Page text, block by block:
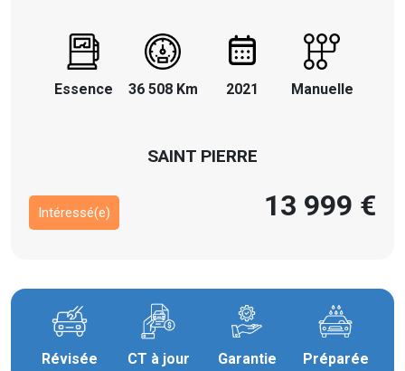
Essence 36 508 Km 2021 Manuelle
SAINT PIERRE
Intéressé(e) 13 999 €
Révisée CT à jour Garantie Préparée